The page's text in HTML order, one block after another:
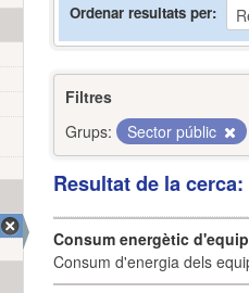
Ordenar resultats per
Filtres
Grups:
Sector públic
Resultat de la
Consum energètic
Consum d'energia dels